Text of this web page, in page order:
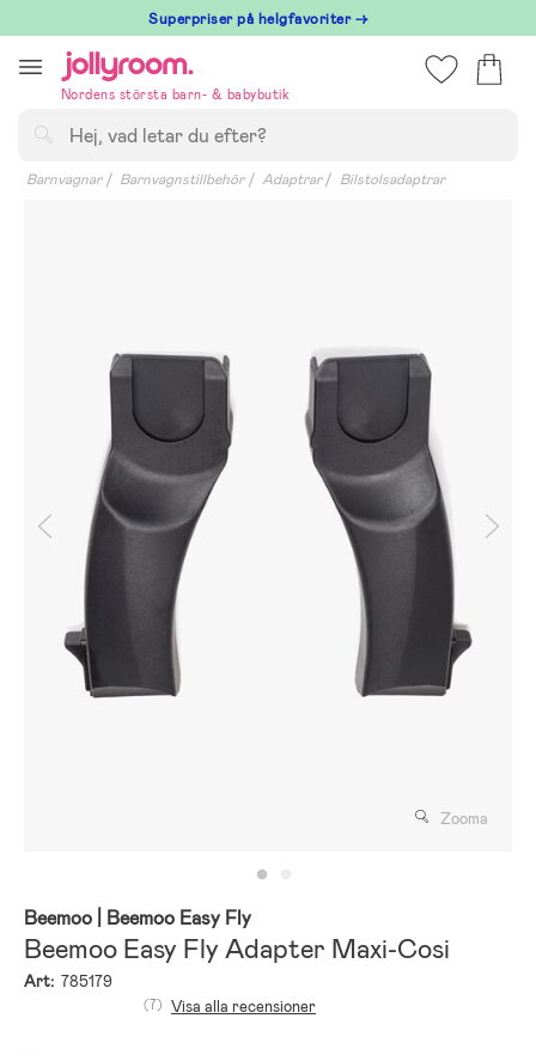
till
innehållet
Superpriser på helgfavoriter →
Nordens största barn- & babybutik
Barnvagnar Barnvagnstillbehör Adaptrar Bilstolsadaptrar
Zooma
Beemoo | Beemoo Easy Fly
Beemoo Easy Fly Adapter Maxi-Cosi
Art: 785179
(7) Visa alla recensioner